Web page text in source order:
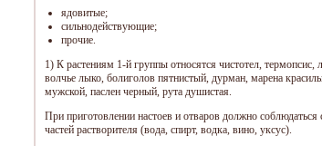
ядовитые;
сильнодействующие;
прочие.
1) К растениям 1-й группы относятся чистотел, термопсис,
волчье лыко, болиголов пятнистый, дурман, марена
мужской, паслен черный, рута душистая.
При приготовлении настоев и отваров должно
частей растворителя (вода, спирт, водка, вино, уксус).